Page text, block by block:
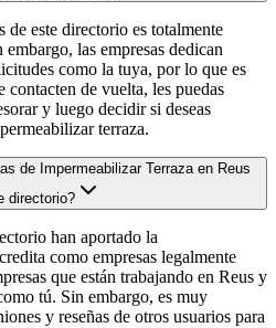
de este directorio es totalmente
las empresas dedican
como la tuya, por lo que es
de vuelta, les puedas
y luego decidir si deseas
terraza.
de Impermeabilizar Terraza en Reus
directorio?
han aportado la
como empresas legalmente
que están trabajando en Reus y
tú. Sin embargo, es muy
y reseñas de otros usuarios para